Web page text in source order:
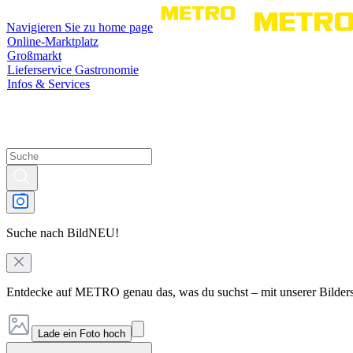
Navigieren Sie zu home page
Online-Marktplatz
Großmarkt
Lieferservice Gastronomie
Infos & Services
Suche nach BildNEU!
Entdecke auf METRO genau das, was du suchst – mit unserer
Lade ein Foto hoch